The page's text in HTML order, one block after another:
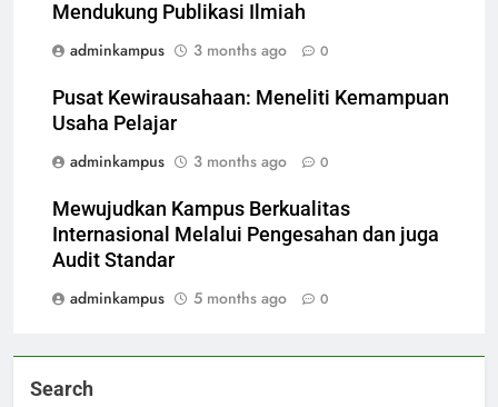
Mendukung Publikasi Ilmiah
adminkampus
3 months ago 0
Pusat Kewirausahaan: Meneliti Kemampuan
Usaha Pelajar
adminkampus
3 months ago 0
Mewujudkan Kampus Berkualitas
Internasional Melalui Pengesahan dan juga
Audit Standar
adminkampus
5 months ago 0
Search